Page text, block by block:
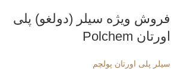
فروش ویژه سیلر (دولغو) پلی
اورتان Polchem
سیلر پلی اورتان پولچم